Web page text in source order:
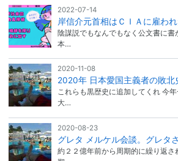
2022-07-14
岸信介元首相はＣＩＡに雇わ
陰謀説でもなんでもなく公文書に書
本…
2020-11-08
2020年 日本愛国主義者の敗北
これらも黒歴史に追加してくれ 今
大…
2020-08-23
グレタ メルケル会談。グレタ
約２２億年前から周期的に繰り返さ